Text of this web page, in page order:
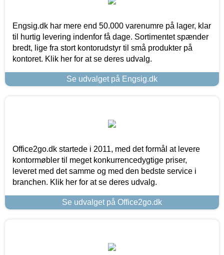
Engsig.dk har mere end 50.000 varenumre på lager, klar
til hurtig levering indenfor få dage. Sortimentet spænder
bredt, lige fra stort kontorudstyr til små produkter på
kontoret. Klik her for at se deres udvalg.
Se udvalget på Engsig.dk
Office2go.dk startede i 2011, med det formål at levere
kontormøbler til meget konkurrencedygtige priser,
leveret med det samme og med den bedste service i
branchen. Klik her for at se deres udvalg.
Se udvalget på Office2go.dk